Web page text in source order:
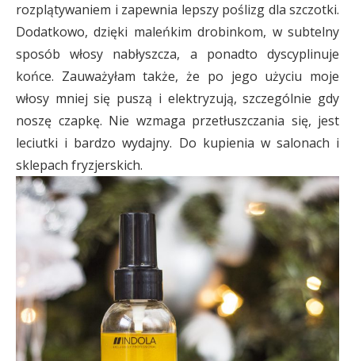
rozplątywaniem i zapewnia lepszy poślizg dla szczotki.
Dodatkowo, dzięki maleńkim drobinkom, w subtelny
sposób włosy nabłyszcza, a ponadto dyscyplinuje
końce. Zauważyłam także, że po jego użyciu moje
włosy mniej się puszą i elektryzują, szczególnie gdy
noszę czapkę. Nie wzmaga przetłuszczania się, jest
leciutki i bardzo wydajny. Do kupienia w salonach i
sklepach fryzjerskich.